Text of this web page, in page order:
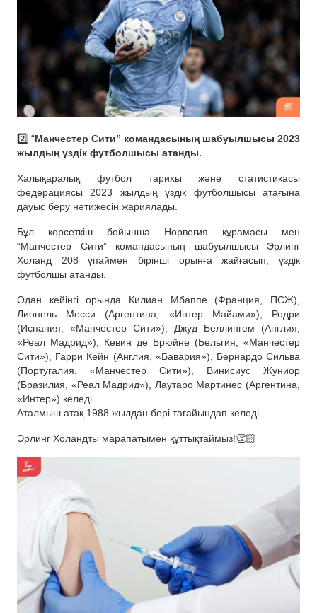
2️⃣ “Манчестер Сити” командасының шабуылшысы 2023
жылдың үздік футболшысы атанды.
Халықаралық футбол тарихы және статистикасы
федерациясы 2023 жылдың үздік футболшысы атағына
дауыс беру нәтижесін жариялады.
Бұл көрсеткіш бойынша Норвегия құрамасы мен
“Манчестер Сити” командасының шабуылшысы Эрлинг
Холанд 208 ұпаймен бірінші орынға жайғасып, үздік
футболшы атанды.
Одан кейінгі орында Килиан Мбаппе (Франция, ПСЖ),
Лионель Месси (Аргентина, «Интер Майами»), Родри
(Испания, «Манчестер Сити»), Джуд Беллингем (Англия,
«Реал Мадрид»), Кевин де Брюйне (Бельгия, «Манчестер
Сити»), Гарри Кейн (Англия, «Бавария»), Бернардо Сильва
(Португалия, «Манчестер Сити»), Винисиус Жуниор
(Бразилия, «Реал Мадрид»), Лаутаро Мартинес (Аргентина,
«Интер») келеді.
Аталмыш атақ 1988 жылдан бері тағайындап келеді.
Эрлинг Холандты марапатымен құттықтаймыз!👏🏻